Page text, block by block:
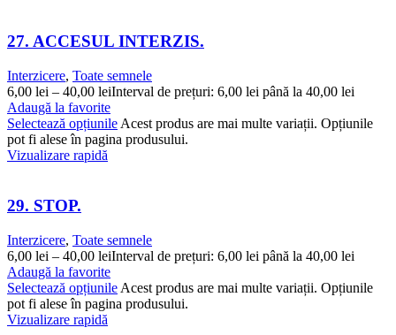
27. ACCESUL INTERZIS.
Interzicere, Toate semnele
6,00 lei – 40,00 leiInterval de prețuri: 6,00 lei până la 40,00 lei
Adaugă la favorite
Selectează opțiunile Acest produs are mai multe variații. Opțiunile
pot fi alese în pagina produsului.
Vizualizare rapidă
29. STOP.
Interzicere, Toate semnele
6,00 lei – 40,00 leiInterval de prețuri: 6,00 lei până la 40,00 lei
Adaugă la favorite
Selectează opțiunile Acest produs are mai multe variații. Opțiunile
pot fi alese în pagina produsului.
Vizualizare rapidă